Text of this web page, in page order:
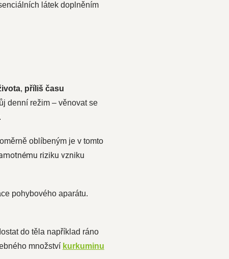
látek doplněním
, příliš času
denní režim – věnovat se
oblíbeným je v tomto
riziku vzniku
pohybového aparátu.
do těla například ráno
množství kurkuminu